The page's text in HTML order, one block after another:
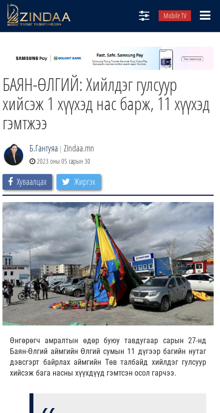
Mobile TV
ТВ8
ӨГЛӨӨНИЙ СОНИН
АУДИО ЗОХИОЛ
БАЯН-ӨЛГИЙ: Хийлдэг гулсуур
хийсэж 1 хүүхэд нас барж, 11 хүүхэд
гэмтжээ
Б.Гантуяа | Zindaa.mn
2023 оны 05 сарын 30
Хуваалцах Жиргэх
Өнгөрөгч амралтын өдөр буюу тавдугаар сарын 27-нд
Баян-Өлгий аймгийн Өлгий сумын 11 дүгээр багийн нутаг
дэвсгэрт байрлах аймгийн Төв талбайд хийлдэг гулсуур
хийсэж бага насны хүүхдүүд гэмтсэн осол гарчээ.